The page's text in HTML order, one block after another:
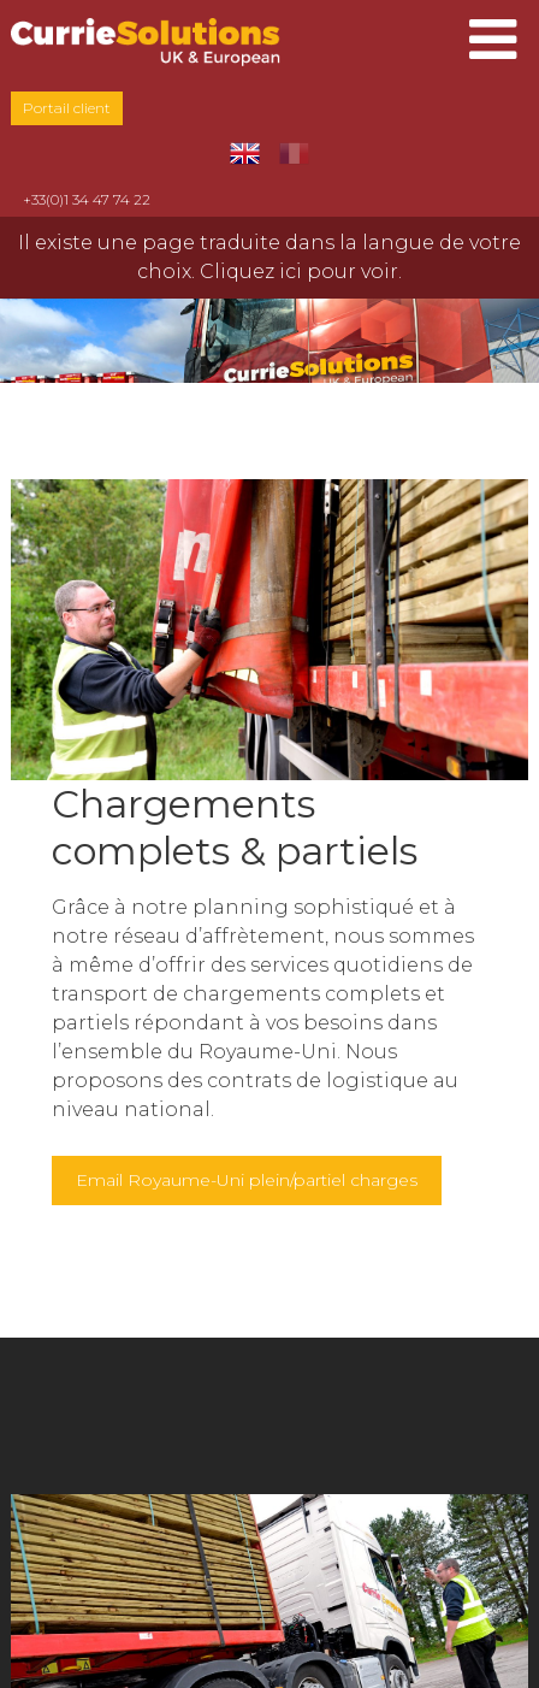
Portail client
+33(0)1 34 47 74 22
Il existe une page traduite dans la langue de votre
choix. Cliquez ici pour voir.
Chargements
complets & partiels
Grâce à notre planning sophistiqué et à
notre réseau d’affrètement, nous sommes
à même d’offrir des services quotidiens de
transport de chargements complets et
partiels répondant à vos besoins dans
l’ensemble du Royaume-Uni. Nous
proposons des contrats de logistique au
niveau national.
Email Royaume-Uni plein/partiel charges